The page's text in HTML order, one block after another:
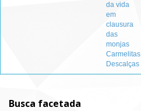
da vida
em
clausura
das
monjas
Carmelitas
Descalças
Busca facetada